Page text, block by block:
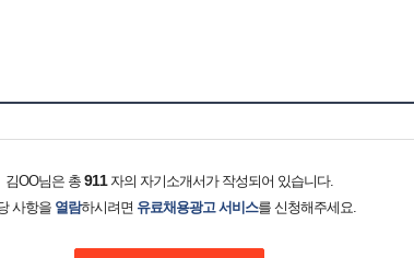
김OO님은 총 911자의 자기소개서가 작성되어 있습니다.
사항을 열람하시려면 유료채용광고 서비스를 신청해주세요.